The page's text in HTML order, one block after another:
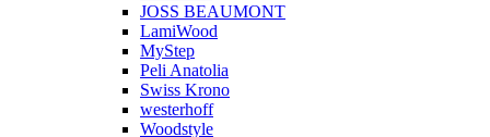
JOSS BEAUMONT
LamiWood
MyStep
Peli Anatolia
Swiss Krono
westerhoff
Woodstyle